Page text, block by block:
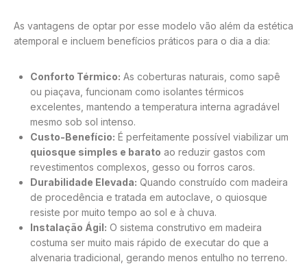
As vantagens de optar por esse modelo vão além da estética
atemporal e incluem benefícios práticos para o dia a dia:
Conforto Térmico: As coberturas naturais, como sapê
ou piaçava, funcionam como isolantes térmicos
excelentes, mantendo a temperatura interna agradável
mesmo sob sol intenso.
Custo-Benefício: É perfeitamente possível viabilizar um
quiosque simples e barato ao reduzir gastos com
revestimentos complexos, gesso ou forros caros.
Durabilidade Elevada: Quando construído com madeira
de procedência e tratada em autoclave, o quiosque
resiste por muito tempo ao sol e à chuva.
Instalação Ágil: O sistema construtivo em madeira
costuma ser muito mais rápido de executar do que a
alvenaria tradicional, gerando menos entulho no terreno.